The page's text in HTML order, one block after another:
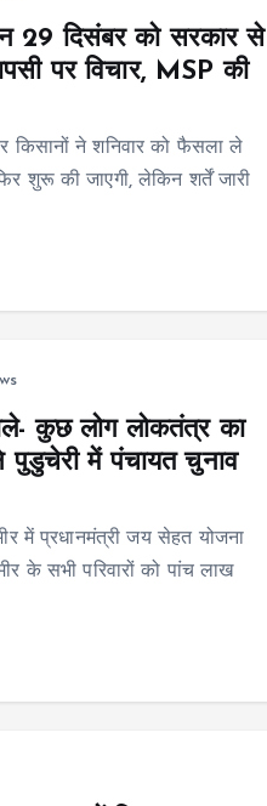
29 दिसंबर को सरकार से
पर विचार, MSP की
किसानों ने शनिवार को फैसला ले
शुरू की जाएगी, लेकिन शर्तें जारी
कुछ लोग लोकतंत्र का
पुडुचेरी में पंचायत चुनाव
में प्रधानमंत्री जय सेहत योजना
के सभी परिवारों को पांच लाख